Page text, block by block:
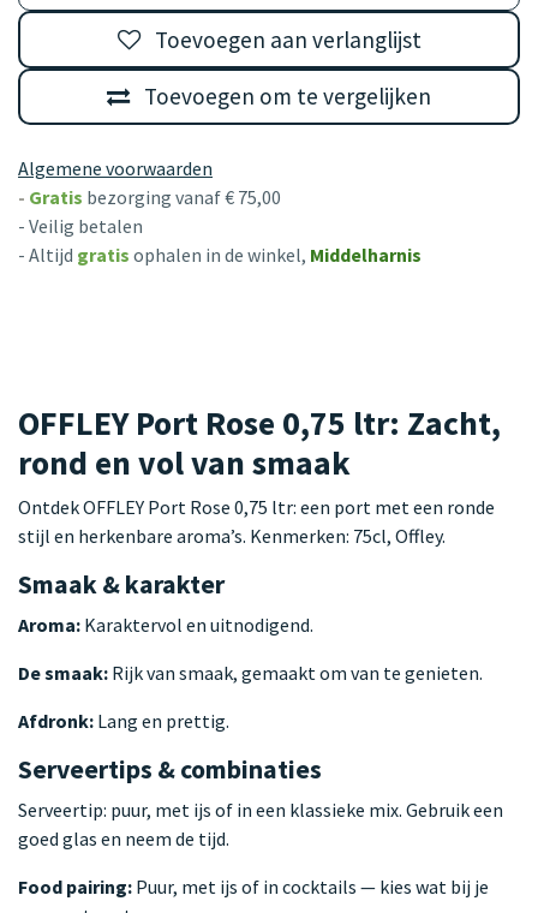
Toevoegen om te vergelijken
Toevoegen aan verlanglijst
Algemene voorwaarden
- Gratis bezorging vanaf € 75,00
- Veilig betalen
- Altijd gratis ophalen in de winkel, Middelharnis
OFFLEY Port Rose 0,75 ltr: Zacht,
rond en vol van smaak
Ontdek OFFLEY Port Rose 0,75 ltr: een port met een ronde
stijl en herkenbare aroma’s. Kenmerken: 75cl, Offley.
Smaak & karakter
Aroma: Karaktervol en uitnodigend.
De smaak: Rijk van smaak, gemaakt om van te genieten.
Afdronk: Lang en prettig.
Serveertips & combinaties
Serveertip: puur, met ijs of in een klassieke mix. Gebruik een
goed glas en neem de tijd.
Food pairing: Puur, met ijs of in cocktails — kies wat bij je